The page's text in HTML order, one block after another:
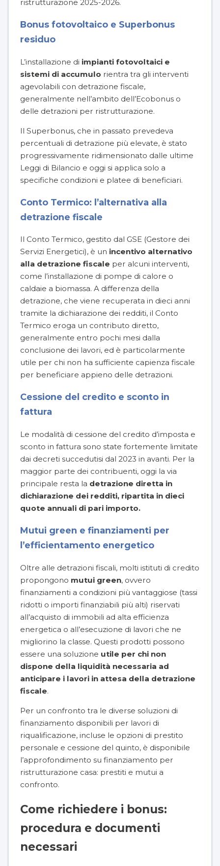
ristrutturazione 2025-2026.
Bonus fotovoltaico e Superbonus
residuo
L’installazione di impianti fotovoltaici e
sistemi di accumulo rientra tra gli interventi
agevolabili con detrazione fiscale,
generalmente nell’ambito dell’Ecobonus o
delle detrazioni per ristrutturazione.
Il Superbonus, che in passato prevedeva
percentuali di detrazione più elevate, è stato
progressivamente ridimensionato dalle ultime
Leggi di Bilancio e oggi si applica solo a
specifiche condizioni e platee di beneficiari.
Conto Termico: l’alternativa alla
detrazione fiscale
Il Conto Termico, gestito dal GSE (Gestore dei
Servizi Energetici), è un incentivo alternativo
alla detrazione fiscale per alcuni interventi,
come l’installazione di pompe di calore o
caldaie a biomassa. A differenza della
detrazione, che viene recuperata in dieci anni
tramite la dichiarazione dei redditi, il Conto
Termico eroga un contributo diretto,
generalmente entro pochi mesi dalla
conclusione dei lavori, ed è particolarmente
utile per chi non ha sufficiente capienza fiscale
per beneficiare appieno delle detrazioni.
Cessione del credito e sconto in
fattura
Le modalità di cessione del credito d’imposta e
sconto in fattura sono state fortemente limitate
dai decreti succedutisi dal 2023 in avanti. Per la
maggior parte dei contribuenti, oggi la via
principale resta la detrazione diretta in
dichiarazione dei redditi, ripartita in dieci
quote annuali di pari importo.
Mutui green e finanziamenti per
l’efficientamento energetico
Oltre alle detrazioni fiscali, molti istituti di credito
propongono mutui green, ovvero
finanziamenti a condizioni più vantaggiose (tassi
ridotti o importi finanziabili più alti) riservati
all’acquisto di immobili ad alta efficienza
energetica o all’esecuzione di lavori che ne
migliorino la classe. Questi prodotti possono
essere una soluzione utile per chi non
dispone della liquidità necessaria ad
anticipare i lavori in attesa della detrazione
fiscale.
Per un confronto tra le diverse soluzioni di
finanziamento disponibili per lavori di
riqualificazione, incluse le opzioni di prestito
personale e cessione del quinto, è disponibile
l’approfondimento su finanziamento per
ristrutturazione casa: prestiti e mutui a
confronto.
Come richiedere i bonus:
procedura e documenti
necessari